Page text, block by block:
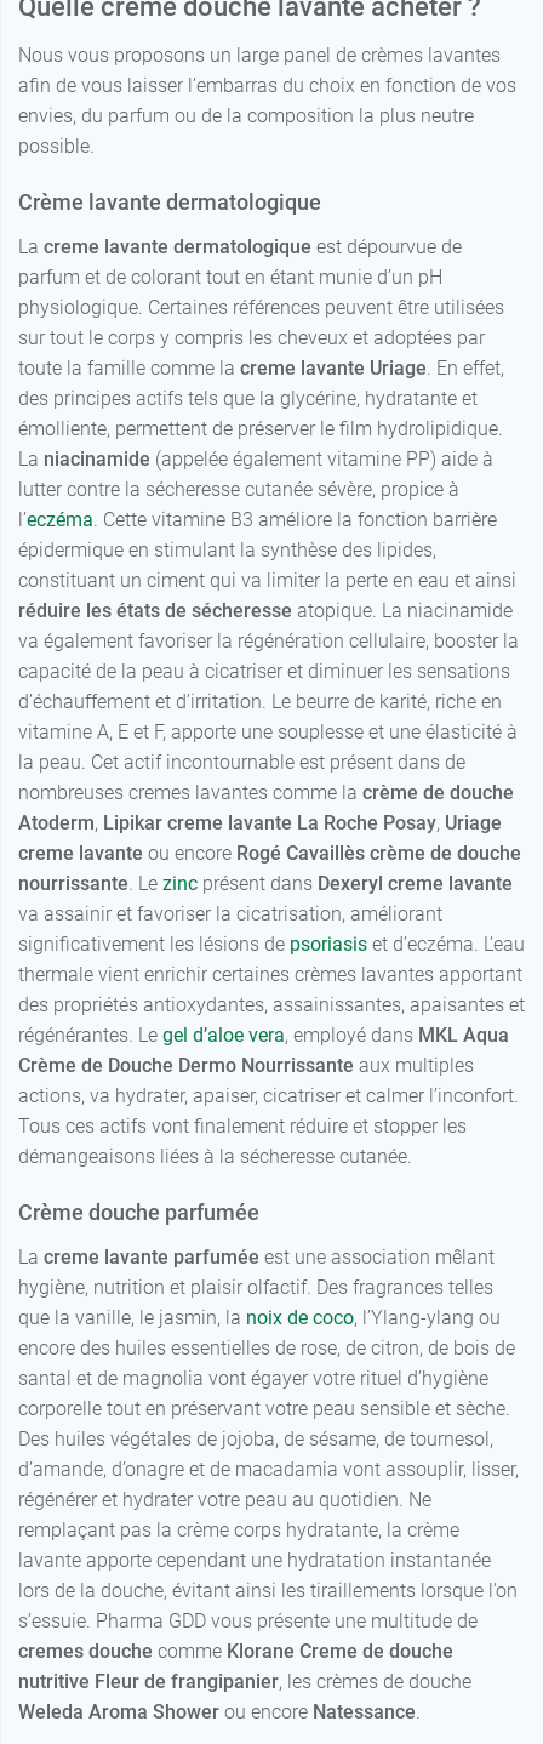
Quelle crème douche lavante acheter ?
Nous vous proposons un large panel de crèmes lavantes
afin de vous laisser l’embarras du choix en fonction de vos
envies, du parfum ou de la composition la plus neutre
possible.
Crème lavante dermatologique
La creme lavante dermatologique est dépourvue de
parfum et de colorant tout en étant munie d’un pH
physiologique. Certaines références peuvent être utilisées
sur tout le corps y compris les cheveux et adoptées par
toute la famille comme la creme lavante Uriage. En effet,
des principes actifs tels que la glycérine, hydratante et
émolliente, permettent de préserver le film hydrolipidique.
La niacinamide (appelée également vitamine PP) aide à
lutter contre la sécheresse cutanée sévère, propice à
l’eczéma. Cette vitamine B3 améliore la fonction barrière
épidermique en stimulant la synthèse des lipides,
constituant un ciment qui va limiter la perte en eau et ainsi
réduire les états de sécheresse atopique. La niacinamide
va également favoriser la régénération cellulaire, booster la
capacité de la peau à cicatriser et diminuer les sensations
d’échauffement et d’irritation. Le beurre de karité, riche en
vitamine A, E et F, apporte une souplesse et une élasticité à
la peau. Cet actif incontournable est présent dans de
nombreuses cremes lavantes comme la crème de douche
Atoderm, Lipikar creme lavante La Roche Posay, Uriage
creme lavante ou encore Rogé Cavaillès crème de douche
nourrissante. Le zinc présent dans Dexeryl creme lavante
va assainir et favoriser la cicatrisation, améliorant
significativement les lésions de psoriasis et d’eczéma. L’eau
thermale vient enrichir certaines crèmes lavantes apportant
des propriétés antioxydantes, assainissantes, apaisantes et
régénérantes. Le gel d’aloe vera, employé dans MKL Aqua
Crème de Douche Dermo Nourrissante aux multiples
actions, va hydrater, apaiser, cicatriser et calmer l’inconfort.
Tous ces actifs vont finalement réduire et stopper les
démangeaisons liées à la sécheresse cutanée.
Crème douche parfumée
La creme lavante parfumée est une association mêlant
hygiène, nutrition et plaisir olfactif. Des fragrances telles
que la vanille, le jasmin, la noix de coco, l’Ylang-ylang ou
encore des huiles essentielles de rose, de citron, de bois de
santal et de magnolia vont égayer votre rituel d’hygiène
corporelle tout en préservant votre peau sensible et sèche.
Des huiles végétales de jojoba, de sésame, de tournesol,
d’amande, d’onagre et de macadamia vont assouplir, lisser,
régénérer et hydrater votre peau au quotidien. Ne
remplaçant pas la crème corps hydratante, la crème
lavante apporte cependant une hydratation instantanée
lors de la douche, évitant ainsi les tiraillements lorsque l’on
s’essuie. Pharma GDD vous présente une multitude de
cremes douche comme Klorane Creme de douche
nutritive Fleur de frangipanier, les crèmes de douche
Weleda Aroma Shower ou encore Natessance.